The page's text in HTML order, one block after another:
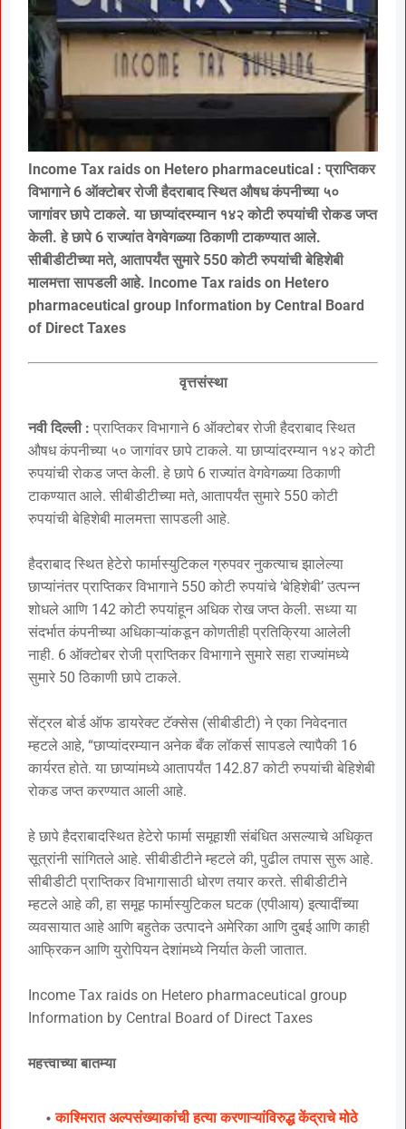
Income Tax raids on Hetero pharmaceutical : प्राप्तिकर
विभागाने 6 ऑक्टोबर रोजी हैदराबाद स्थित औषध कंपनीच्या ५०
जागांवर छापे टाकले. या छाप्यांदरम्यान १४२ कोटी रुपयांची रोकड जप्त
केली. हे छापे 6 राज्यांत वेगवेगळ्या ठिकाणी टाकण्यात आले.
सीबीडीटीच्या मते, आतापर्यंत सुमारे 550 कोटी रुपयांची बेहिशेबी
मालमत्ता सापडली आहे. Income Tax raids on Hetero
pharmaceutical group Information by Central Board
of Direct Taxes
वृत्तसंस्था
नवी दिल्ली : प्राप्तिकर विभागाने 6 ऑक्टोबर रोजी हैदराबाद स्थित
औषध कंपनीच्या ५० जागांवर छापे टाकले. या छाप्यांदरम्यान १४२ कोटी
रुपयांची रोकड जप्त केली. हे छापे 6 राज्यांत वेगवेगळ्या ठिकाणी
टाकण्यात आले. सीबीडीटीच्या मते, आतापर्यंत सुमारे 550 कोटी
रुपयांची बेहिशेबी मालमत्ता सापडली आहे.
हैदराबाद स्थित हेटेरो फार्मास्युटिकल ग्रुपवर नुकत्याच झालेल्या
छाप्यांनंतर प्राप्तिकर विभागाने 550 कोटी रुपयांचे ‘बेहिशेबी’ उत्पन्न
शोधले आणि 142 कोटी रुपयांहून अधिक रोख जप्त केली. सध्या या
संदर्भात कंपनीच्या अधिकाऱ्यांकडून कोणतीही प्रतिक्रिया आलेली
नाही. 6 ऑक्टोबर रोजी प्राप्तिकर विभागाने सुमारे सहा राज्यांमध्ये
सुमारे 50 ठिकाणी छापे टाकले.
सेंट्रल बोर्ड ऑफ डायरेक्ट टॅक्सेस (सीबीडीटी) ने एका निवेदनात
म्हटले आहे, “छाप्यांदरम्यान अनेक बँक लॉकर्स सापडले त्यापैकी 16
कार्यरत होते. या छाप्यांमध्ये आतापर्यंत 142.87 कोटी रुपयांची बेहिशेबी
रोकड जप्त करण्यात आली आहे.
हे छापे हैदराबादस्थित हेटेरो फार्मा समूहाशी संबंधित असल्याचे अधिकृत
सूत्रांनी सांगितले आहे. सीबीडीटीने म्हटले की, पुढील तपास सुरू आहे.
सीबीडीटी प्राप्तिकर विभागासाठी धोरण तयार करते. सीबीडीटीने
म्हटले आहे की, हा समूह फार्मास्युटिकल घटक (एपीआय) इत्यादींच्या
व्यवसायात आहे आणि बहुतेक उत्पादने अमेरिका आणि दुबई आणि काही
आफ्रिकन आणि युरोपियन देशांमध्ये निर्यात केली जातात.
Income Tax raids on Hetero pharmaceutical group
Information by Central Board of Direct Taxes
महत्त्वाच्या बातम्या
काश्मिरात अल्पसंख्याकांची हत्या करणाऱ्यांविरुद्ध केंद्राचे मोठे